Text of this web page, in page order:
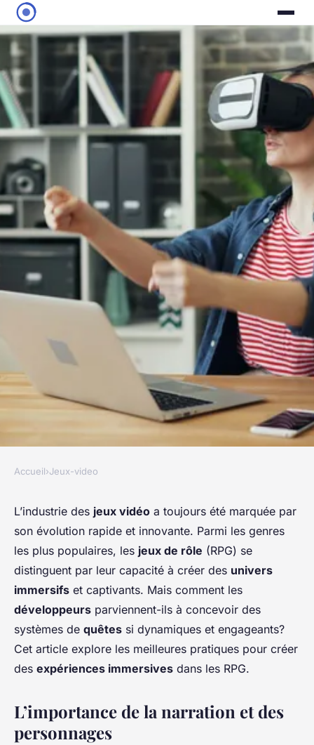
Quelles sont les meilleures
pratiques pour concevoir des
systèmes de quêtes
dynamiques et immersifs dans
les RPG?
Accueil›Jeux-video
L’industrie des jeux vidéo a toujours été marquée par
son évolution rapide et innovante. Parmi les genres
les plus populaires, les jeux de rôle (RPG) se
distinguent par leur capacité à créer des univers
immersifs et captivants. Mais comment les
développeurs parviennent-ils à concevoir des
systèmes de quêtes si dynamiques et engageants?
Cet article explore les meilleures pratiques pour créer
des expériences immersives dans les RPG.
L’importance de la narration et des
personnages